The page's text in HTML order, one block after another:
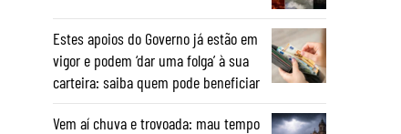
Estes apoios do Governo já estão em
vigor e podem ‘dar uma folga’ à sua
carteira: saiba quem pode beneficiar
Vem aí chuva e trovoada: mau tempo